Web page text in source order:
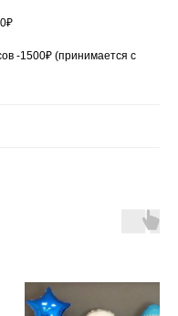
-1500₽ (принимается с